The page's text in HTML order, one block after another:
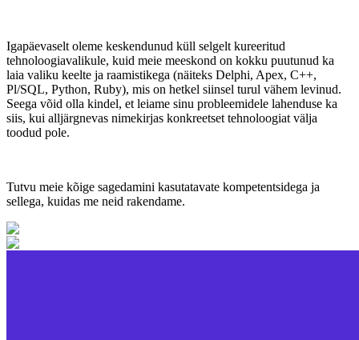
Igapäevaselt oleme keskendunud küll selgelt kureeritud
tehnoloogiavalikule, kuid meie meeskond on kokku puutunud ka
laia valiku keelte ja raamistikega (näiteks Delphi, Apex, C++,
Pl/SQL, Python, Ruby), mis on hetkel siinsel turul vähem levinud.
Seega võid olla kindel, et leiame sinu probleemidele lahenduse ka
siis, kui alljärgnevas nimekirjas konkreetset tehnoloogiat välja
toodud pole.
Tutvu meie kõige sagedamini kasutatavate kompetentsidega ja
sellega, kuidas me neid rakendame.